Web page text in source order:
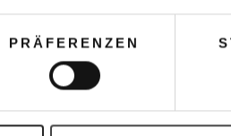
PRÄFERENZEN